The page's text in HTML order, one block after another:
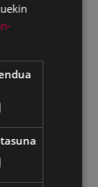
egokitu
egiteko